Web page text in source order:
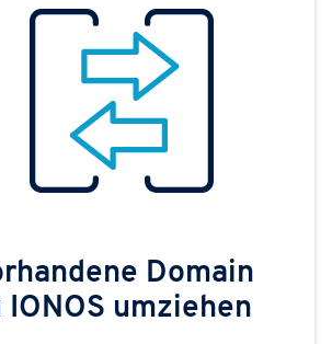
Domain
IONOS umziehen